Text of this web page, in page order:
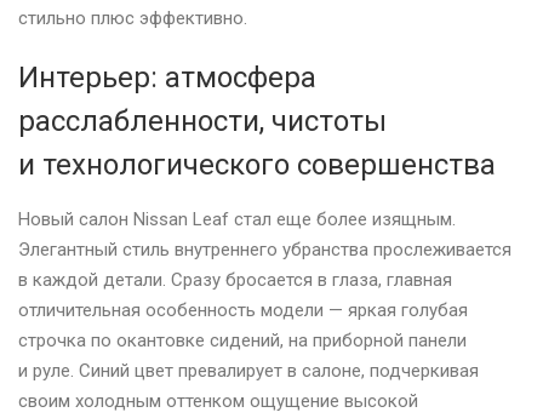
стильно плюс эффективно.
Интерьер: атмосфера
расслабленности, чистоты
и технологического совершенства
Новый салон Nissan Leaf стал еще более изящным.
Элегантный стиль внутреннего убранства прослеживается
в каждой детали. Сразу бросается в глаза, главная
отличительная особенность модели — яркая голубая
строчка по окантовке сидений, на приборной панели
и руле. Синий цвет превалирует в салоне, подчеркивая
своим холодным оттенком ощущение высокой